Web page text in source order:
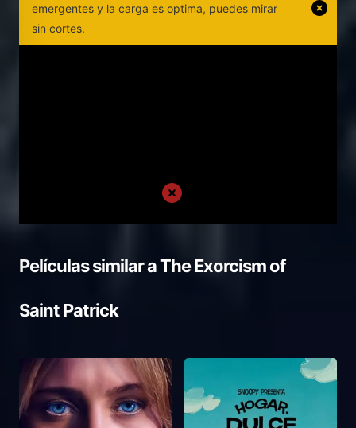
emergentes y la carga es optima, puedes mirar
sin cortes.
Películas similar aThe Exorcism of
Saint Patrick